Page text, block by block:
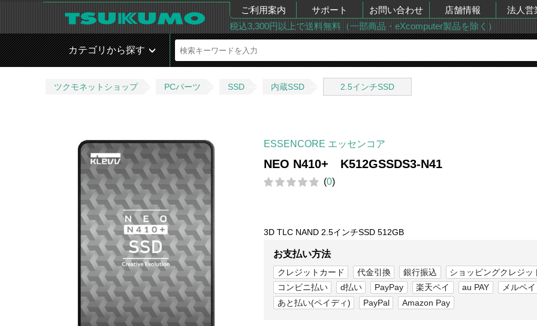
ご利用案内 サポート お問い合わせ 店舗情報
法人営
税込3,300円以上で送料無料（一部商品・eXcomputer製品を除く）
カテゴリから探す
ツクモネットショップ PCパーツ SSD 内蔵SSD 2.5インチSSD
ESSENCORE エッセンコア
NEO N410+ K512GSSDS3-N41
(0)
3D TLC NAND 2.5インチSSD 512GB
お支払い方法
クレジットカード 代金引換 銀行振込
ショッピングクレジッ
コンビニ払い
d払い PayPay 楽天ペイ au PAY
メルペイ
あと払い(ペイディ)
PayPal Amazon Pay